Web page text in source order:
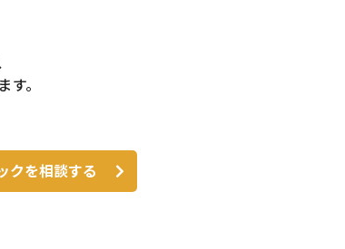
。
クを相談する